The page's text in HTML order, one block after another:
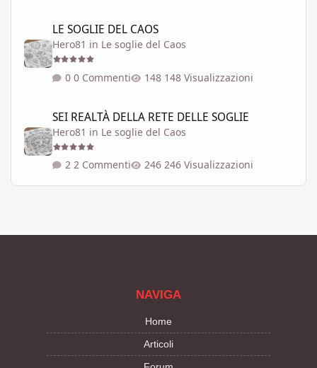
LE SOGLIE DEL CAOS
Hero81 in Le soglie del Caos
0 Commenti 148 Visualizzazioni
SEI REALTÀ DELLA RETE DELLE SOGLIE
Hero81 in Le soglie del Caos
2 Commenti 246 Visualizzazioni
NAVIGA
Home
Articoli